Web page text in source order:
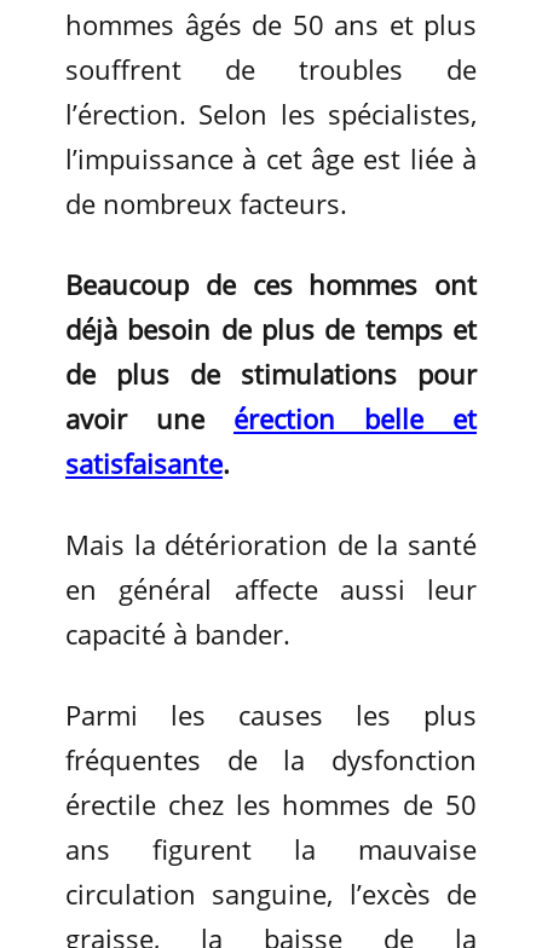
hommes âgés de 50 ans et plus
souffrent de troubles de
l’érection. Selon les spécialistes,
l’impuissance à cet âge est liée à
de nombreux facteurs.
Beaucoup de ces hommes ont
déjà besoin de plus de temps et
de plus de stimulations pour
avoir une érection belle et
satisfaisante.
Mais la détérioration de la santé
en général affecte aussi leur
capacité à bander.
Parmi les causes les plus
fréquentes de la dysfonction
érectile chez les hommes de 50
ans figurent la mauvaise
circulation sanguine, l’excès de
graisse, la baisse de la